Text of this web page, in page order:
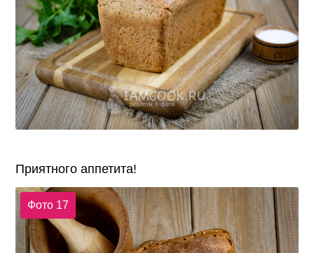
Приятного аппетита!
Фото 17